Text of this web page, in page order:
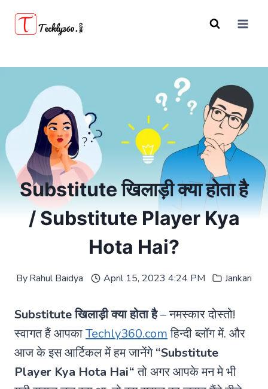
Substitute खिलाड़ी क्या होता है
/ Substitute Player Kya
Hota Hai?
ByRahul Baidya April 15, 2023 4:24 PM Jankari
Substitute खिलाड़ी क्या होता है– नमस्कार दोस्तो!
स्वागत हैं आपकाTechly360.comहिन्दी ब्लॉग में. और
आज के इस आर्टिकल में हम जानेंगे“Substitute
Player Kya Hota Hai“तो अगर आपके मन मे भी